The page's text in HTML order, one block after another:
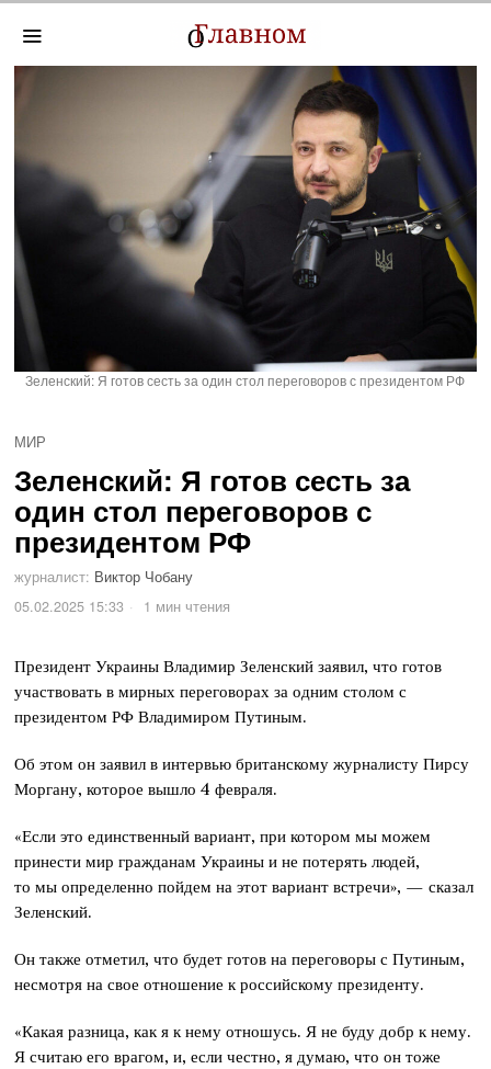
Зеленский: Я готов сесть за один стол переговоров с президентом РФ
МИР
Зеленский: Я готов сесть за
один стол переговоров с
президентом РФ
журналист: Виктор Чобану
05.02.2025 15:33
1 мин чтения
Президент Украины Владимир Зеленский заявил, что готов
участвовать в мирных переговорах за одним столом с
президентом РФ Владимиром Путиным.
Об этом он заявил в интервью британскому журналисту Пирсу
Моргану, которое вышло 4 февраля.
«Если это единственный вариант, при котором мы можем
принести мир гражданам Украины и не потерять людей,
то мы определенно пойдем на этот вариант встречи», — сказал
Зеленский.
Он также отметил, что будет готов на переговоры с Путиным,
несмотря на свое отношение к российскому президенту.
«Какая разница, как я к нему отношусь. Я не буду добр к нему.
Я считаю его врагом, и, если честно, я думаю, что он тоже